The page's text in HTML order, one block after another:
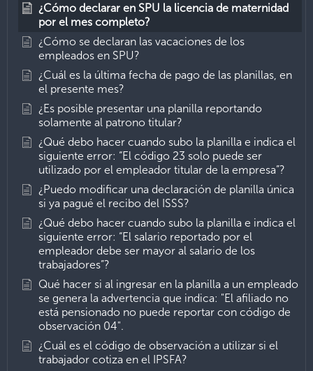
¿Cómo declarar en SPU la licencia de maternidad
por el mes completo?
¿Cómo se declaran las vacaciones de los
empleados en SPU?
¿Cuál es la última fecha de pago de las planillas, en
el presente mes?
¿Es posible presentar una planilla reportando
solamente al patrono titular?
¿Qué debo hacer cuando subo la planilla e indica el
siguiente error: “El código 23 solo puede ser
utilizado por el empleador titular de la empresa”?
¿Puedo modificar una declaración de planilla única
si ya pagué el recibo del ISSS?
¿Qué debo hacer cuando subo la planilla e indica el
siguiente error: “El salario reportado por el
empleador debe ser mayor al salario de los
trabajadores”?
Qué hacer si al ingresar en la planilla a un empleado
se genera la advertencia que indica: "El afiliado no
está pensionado no puede reportar con código de
observación 04".
¿Cuál es el código de observación a utilizar si el
trabajador cotiza en el IPSFA?